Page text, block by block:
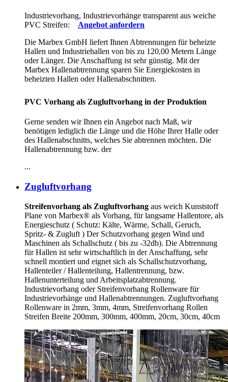
Industrievorhang, Industrievorhänge transparent aus weiche
PVC Streifen:
Angebot anfordern
Die Marbex GmbH liefert Ihnen Abtrennungen für beheizte
Hallen und Industriehallen von bis zu 120,00 Metern Länge
oder Länger. Die Anschaffung ist sehr günstig. Mit der
Marbex Hallenabtrennung sparen Sie Energiekosten in
beheizten Hallen oder Hallenabschnitten.
PVC Vorhang als Zugluftvorhang in der Produktion
Gerne senden wir Ihnen ein Angebot nach Maß, wir
benötigen lediglich die Länge und die Höhe Ihrer Halle oder
des Hallenabschnitts, welches Sie abtrennen möchten. Die
Hallenabtrennung bzw. der
...
Zugluftvorhang
Streifenvorhang als Zugluftvorhang aus weich Kunststoff
Plane von Marbex® als Vorhang, für langsame Hallentore, als
Energieschutz ( Schutz: Kälte, Wärme, Schall, Geruch,
Spritz- & Zugluft ) Der Schutzvorhang gegen Wind und
Maschinen als Schallschutz ( bis zu -32db). Die Abtrennung
für Hallen ist sehr wirtschaftlich in der Anschaffung, sehr
schnell montiert und eignet sich als Schallschutzvorhang,
Hallenteiler /Hallenteilung, Hallentrennung, bzw.
Hallenunterteilung und Arbeitsplatzabtrennung.
Industrievorhang oder Streifenvorhang Rollenware für
Industrievorhänge und Hallenabtrennungen. Zugluftvorhang
Rollenware in 2mm, 3mm, 4mm, Streifenvorhang Rollen
Streifen Breite 200mm, 300mm, 400mm, 20cm, 30cm, 40cm